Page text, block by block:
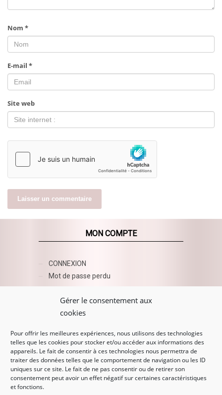
Gérer le consentement aux
cookies
Pour offrir les meilleures expériences, nous utilisons des technologies
telles que les cookies pour stocker et/ou accéder aux informations des
appareils. Le fait de consentir à ces technologies nous permettra de
traiter des données telles que le comportement de navigation ou les ID
uniques sur ce site. Le fait de ne pas consentir ou de retirer son
consentement peut avoir un effet négatif sur certaines caractéristiques
et fonctions.
Nom *
E-mail *
Site web
MON COMPTE
CONNEXION
Mot de passe perdu
AZUR BEAUTY ESHOP